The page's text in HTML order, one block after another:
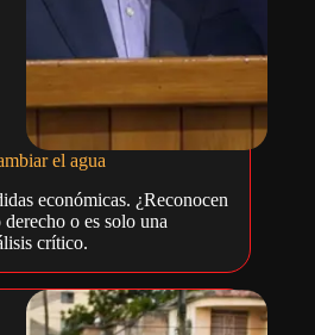
el agua
económicas. ¿Reconocen
o es solo una
crítico.